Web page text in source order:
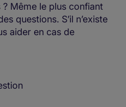
Même le plus confiant
questions. S’il n’existe
aider en cas de